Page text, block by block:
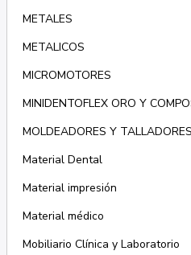
METALES
METALICOS
MICROMOTORES
MINIDENTOFLEX ORO Y
MOLDEADORES Y TALLADORES
Material Dental
Material impresión
Material médico
Mobiliario Clínica y Laboratorio